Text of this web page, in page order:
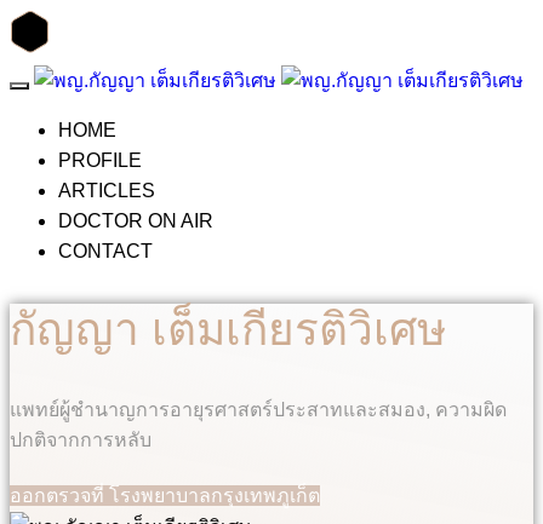
HOME
PROFILE
ARTICLES
DOCTOR ON AIR
CONTACT
กัญญา เต็มเกียรติวิเศษ
แพทย์ผู้ชำนาญการอายุรศาสตร์ประสาทและสมอง, ความผิด
ปกติจากการหลับ
ออกตรวจที่ โรงพยาบาลกรุงเทพภูเก็ต